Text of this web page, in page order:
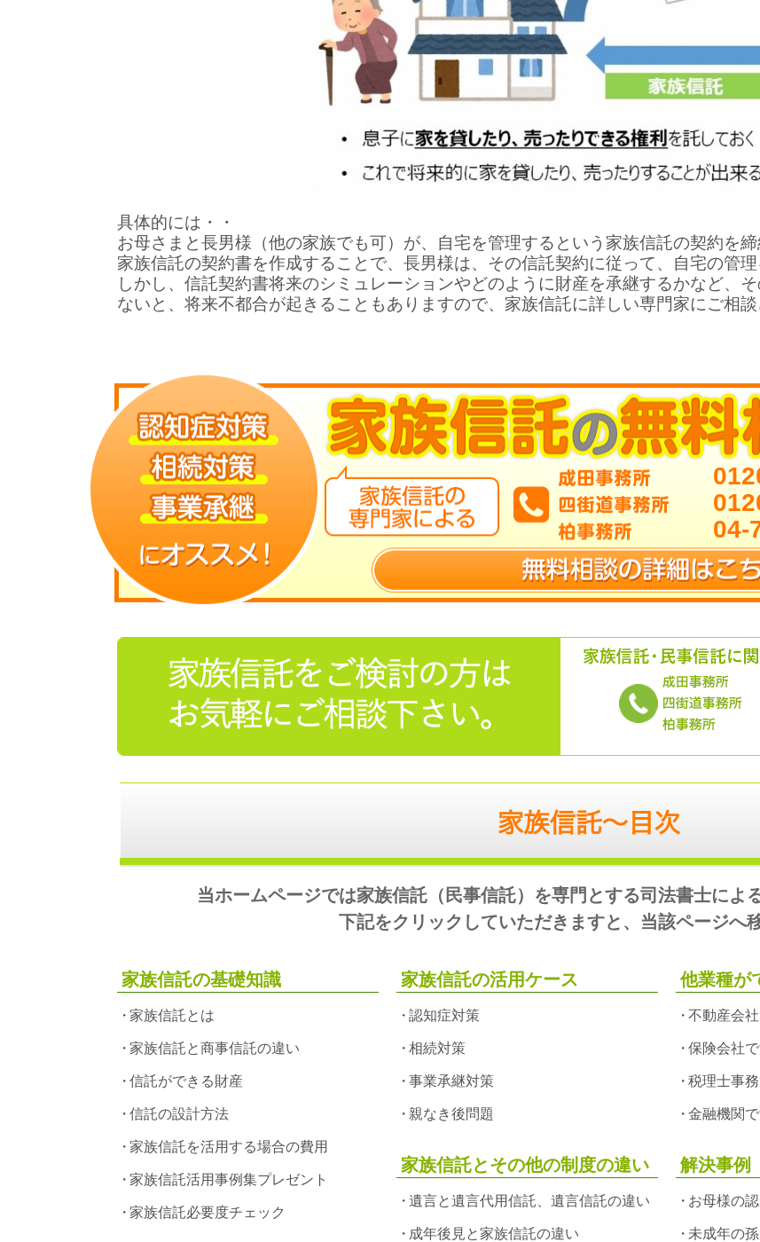
具体的には・・
お母さまと長男様（他の家族でも可）が、自宅を管理するという家族信託の契約を締
家族信託の契約書を作成することで、長男様は、その信託契約に従って、自宅の管理
しかし、信託契約書将来のシミュレーションやどのように財産を承継するかなど、
ないと、将来不都合が起きることもありますので、家族信託に詳しい専門家にご相談
04-
当ホームページでは家族信託（民事信託）を専門とする司法書士によ
下記をクリックしていただきますと、当該ページへ
家族信託の基礎知識
家族信託とは
家族信託と商事信託の違い
信託ができる財産
信託の設計方法
家族信託を活用する場合の費用
家族信託活用事例集プレゼント
家族信託必要度チェック
家族信託の活用ケース
認知症対策
相続対策
事業承継対策
親なき後問題
家族信託とその他の制度の違い
遺言と遺言代用信託、遺言信託の違い
成年後見と家族信託の違い
他業種が
不動産会
保険会社
税理士事
金融機関
解決事例
お母様の
未成年の